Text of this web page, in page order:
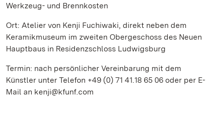
Werkzeug- und Brennkosten
Ort: Atelier von Kenji Fuchiwaki, direkt neben dem
Keramikmuseum im zweiten Obergeschoss des Neuen
Hauptbaus in Residenzschloss Ludwigsburg
Termin: nach persönlicher Vereinbarung mit dem
Künstler unter Telefon +49 (0) 71 41.18 65 06 oder per E-
Mail an kenji@kfunf.com